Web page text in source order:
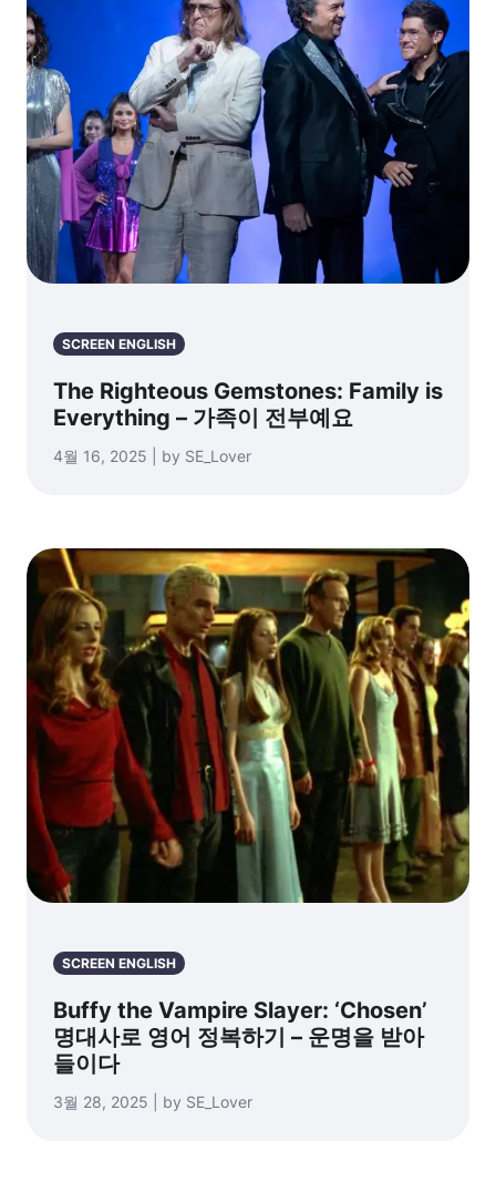
콘: 50주년 기념,
죠스의 유산을 쌓
다!
SCREEN ENGLISH
The Righteous Gemstones: Family is
Everything – 가족이 전부예요
4월 16, 2025 | by SE_Lover
SCREEN ENGLISH
Buffy the Vampire Slayer: ‘Chosen’
명대사로 영어 정복하기 – 운명을 받아
들이다
3월 28, 2025 | by SE_Lover